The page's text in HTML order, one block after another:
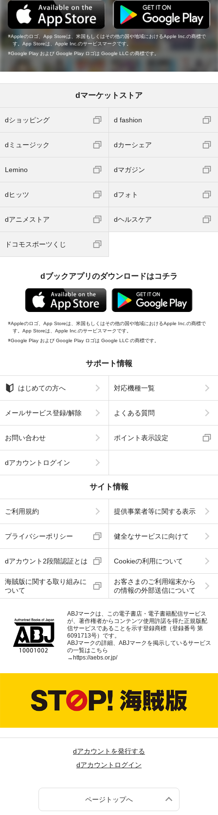
Appleのロゴ、App Storeは、米国もしくはその他の国や地域におけるApple Inc.の商標で
す。App Storeは、Apple Inc.のサービスマークです。
Google Play および Google Play ロゴは Google LLC の商標です。
dマーケットストア
dショッピング d fashion
dミュージック dカーシェア
Lemino dマガジン
dヒッツ dフォト
dアニメストア dヘルスケア
ドコモスポーツくじ
dブックアプリのダウンロードはコチラ
Appleのロゴ、App Storeは、米国もしくはその他の国や地域におけるApple Inc.の商標で
す。App Storeは、Apple Inc.のサービスマークです。
Google Play および Google Play ロゴは Google LLC の商標です。
サポート情報
はじめての方へ 対応機種一覧
メールサービス登録/解除 よくある質問
お問い合わせ ポイント表示設定
dアカウントログイン
サイト情報
ご利用規約 提供事業者等に関する表示
プライバシーポリシー 健全なサービスに向けて
dアカウント2段階認証とは Cookieの利用について
海賊版に関する取り組みに
ついて
お客さまのご利用端末から
の情報の外部送信について
ABJマークは、この電子書店・電子書籍配信サービス
が、著作権者からコンテンツ使用許諾を得た正規版配
信サービスであることを示す登録商標（登録番号 第
6091713号）です。
ABJマークの詳細、ABJマークを掲示しているサービス
の一覧はこちら
→https://aebs.or.jp/
dアカウントを発行する
dアカウントログイン
ページトップへ